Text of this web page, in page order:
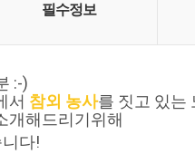
필수정보
:-)
서 참외 농사를 짓고 있는
개해드리기위해
다!